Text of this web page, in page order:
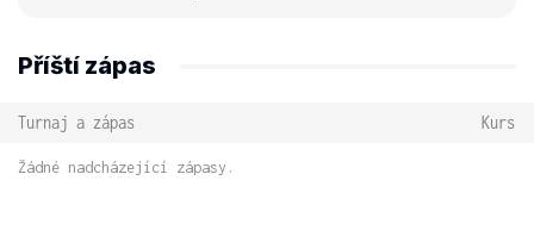
Příští zápas
Turnaj a zápas Kurs
Žádné nadcházející zápasy.